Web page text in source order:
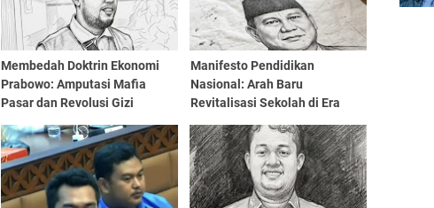
Membedah Doktrin Ekonomi
Prabowo: Amputasi Mafia
Pasar dan Revolusi Gizi
Manifesto Pendidikan
Nasional: Arah Baru
Revitalisasi Sekolah di Era